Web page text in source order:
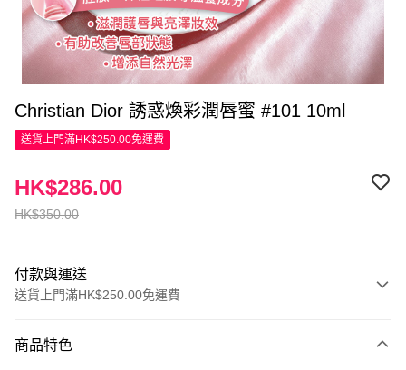
Christian Dior 誘惑煥彩潤唇蜜 #101 10ml
送貨上門滿HK$250.00免運費
HK$350.00
HK$286.00
付款與運送
送貨上門滿HK$250.00免運費
信用卡
商品特色